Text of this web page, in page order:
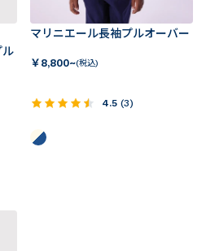
ル
マリニエール長袖プルオーバー
￥ 8,800~(税込)
4.5 (3)